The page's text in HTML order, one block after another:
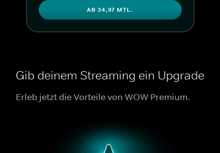
AB 34,97 MTL.
Gib deinem Streaming ein Upgrade
Erleb jetzt die Vorteile von WOW Premium.